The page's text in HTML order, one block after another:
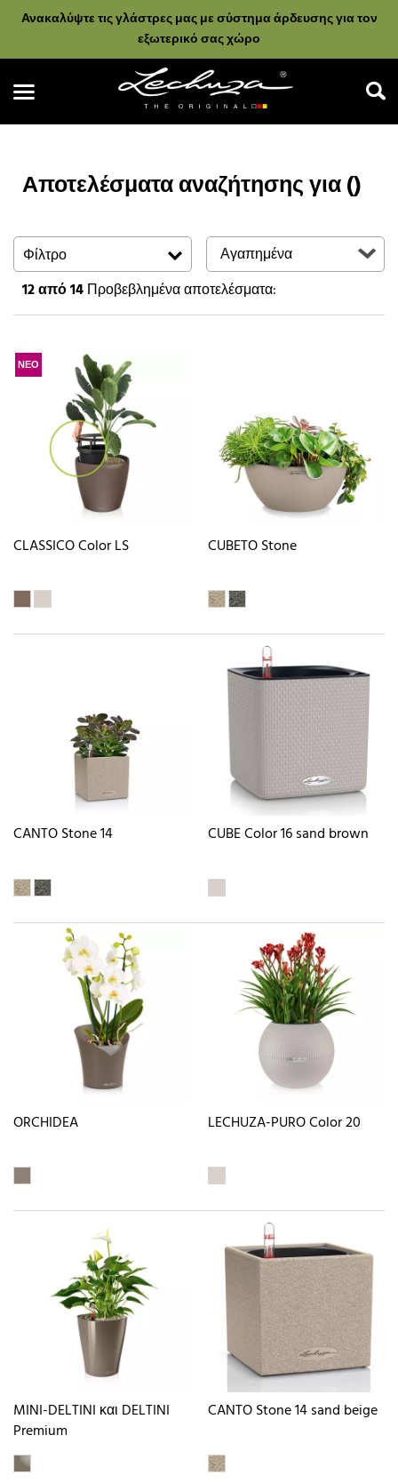
Ανακαλύψτε τις γλάστρες μας με σύστημα άρδευσης για τον
εξωτερικό σας χώρο
Αποτελέσματα αναζήτησης για ()
Φίλτρο
12από 14Προβεβλημένα αποτελέσματα:
ΝΕΟ
CLASSICO Color LS CUBETO Stone
CANTO Stone 14 CUBE Color 16 sand brown
ORCHIDEA LECHUZA-PURO Color 20
MINI-DELTINI και DELTINI
Premium
CANTO Stone 14 sand beige